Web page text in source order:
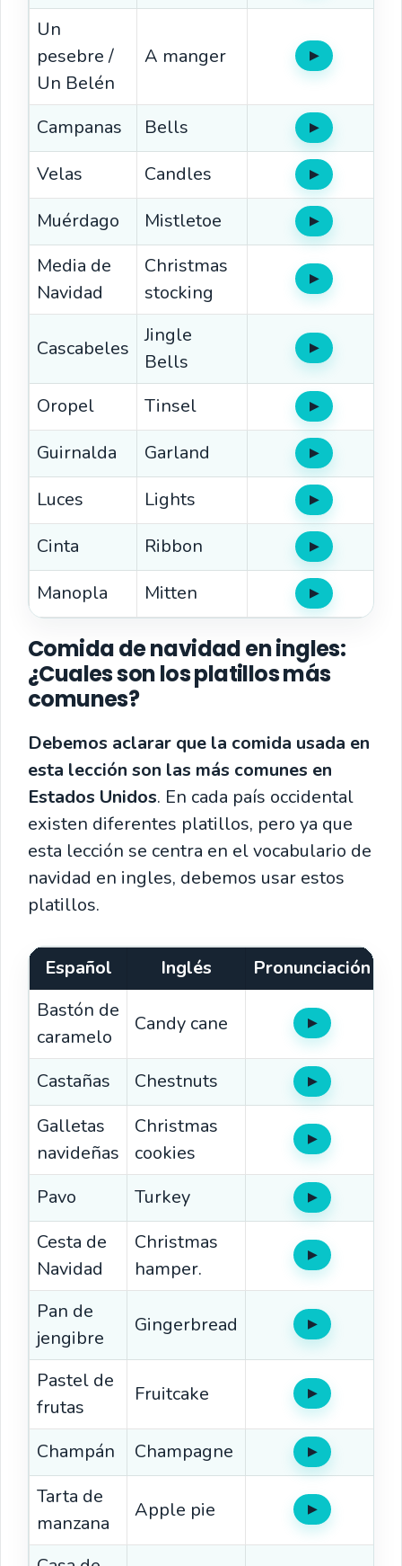
Un
pesebre /
Un Belén
A manger ▶Oír
Campanas Bells ▶Oír
Velas Candles ▶Oír
Muérdago Mistletoe ▶Oír
Media de
Navidad
Christmas
stocking
▶Oír
Cascabeles
Jingle
Bells
▶Oír
Oropel Tinsel ▶Oír
Guirnalda Garland ▶Oír
Luces Lights ▶Oír
Cinta Ribbon ▶Oír
Manopla Mitten ▶Oír
Comida de navidad en ingles:
¿Cuales son los platillos más
comunes?
Debemos aclarar que la comida usada en
esta lección son las más comunes en
Estados Unidos. En cada país occidental
existen diferentes platillos, pero ya que
esta lección se centra en el vocabulario de
navidad en ingles, debemos usar estos
platillos.
Español Inglés
Pronunciación
Bastón de
caramelo
Candy cane ▶Oír
Castañas Chestnuts ▶Oír
Galletas
navideñas
Christmas
cookies
▶Oír
Pavo Turkey ▶Oír
Cesta de
Navidad
Christmas
hamper.
▶Oír
Pan de
jengibre
Gingerbread ▶Oír
Pastel de
frutas
Fruitcake ▶Oír
Champán Champagne ▶Oír
Tarta de
manzana
Apple pie ▶Oír